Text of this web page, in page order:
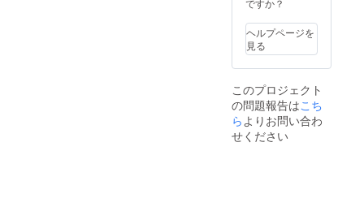
記入忘
れが
あった
場合個
しの音
声にな
る可能
性があ
ります
ボイス
(個人名
あり)の
提供 ※
うボイ
スとお
やすみ
ボイス
のどち
トップ
に掲載
してい
る動画
認くだ
さい ❏
オリジ
ナルア
クリル
ですか？
ヘルプページを
見る
このプロジェクト
の問題報告はこち
らよりお問い合わ
せください